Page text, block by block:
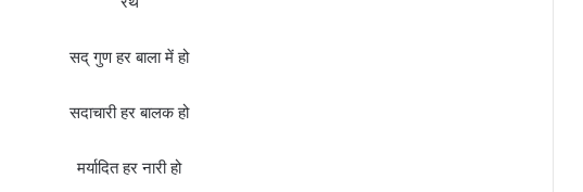
सद् गुण हर बाला में हो
सदाचारी हर बालक हो
मर्यादित हर नारी हो